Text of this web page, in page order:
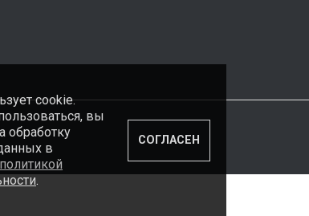
cookie.
вы
обработку
в
политикой
.
СОГЛАСЕН